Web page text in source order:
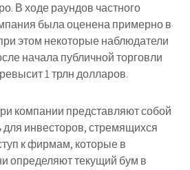
В ходе раундов частного
была оценена примерно в
этом некоторые наблюдатели
начала публичной торговли
1 трлн долларов.
компании представляют собой
инвесторов, стремящихся
к фирмам, которые в
определяют текущий бум в